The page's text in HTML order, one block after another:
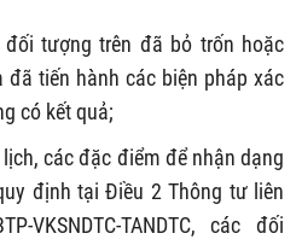
tượng trên đã bỏ trốn hoặc
tiến hành các biện pháp xác
có kết quả;
các đặc điểm để nhận dạng
định tại Điều 2 Thông tư liên
VKSNDTC-TANDTC, các đối